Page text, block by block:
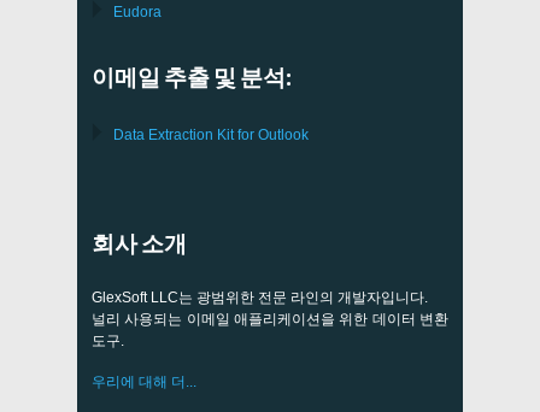
Eudora
이메일 추출 및 분석:
Data Extraction Kit for Outlook
회사 소개
GlexSoft LLC는 광범위한 전문 라인의 개발자입니다.
널리 사용되는 이메일 애플리케이션을 위한 데이터 변환
도구.
우리에 대해 더...